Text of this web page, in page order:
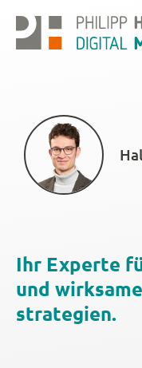
Ihr Experte
und
strategien.